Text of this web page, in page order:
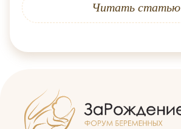
Читать статью